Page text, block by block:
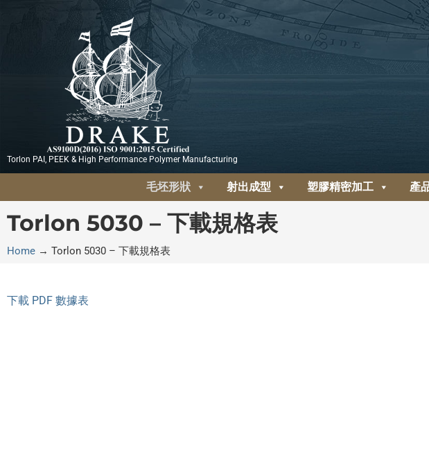
Torlon PAI, PEEK & High Performance Polymer Manufacturing
毛坯形狀 射出成型 塑膠精密加工 產
Torlon 5030 – 下載規格表
Home → Torlon 5030 – 下載規格表
下載 PDF 數據表